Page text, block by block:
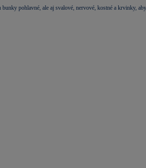
pohlavné, ale aj svalové, nervové, kostné a krvinky,